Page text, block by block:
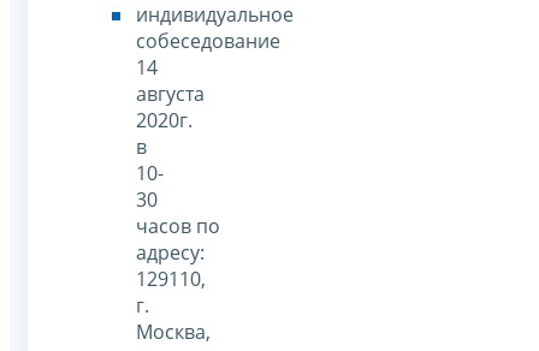
индивидуальное
собеседование
14
августа
2020г.
в
10-
30
часов по
адресу:
129110,
г.
Москва,